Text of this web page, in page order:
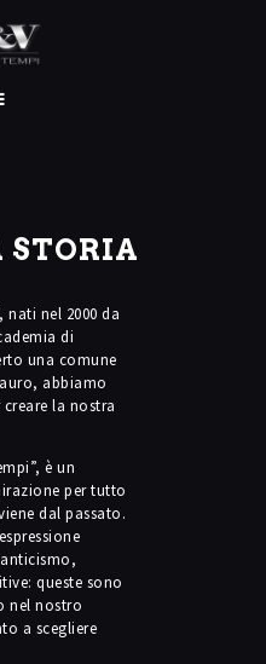
STORIA
nati nel 2000 da
di
una comune
abbiamo
la nostra
è un
per tutto
dal passato.
queste sono
nel nostro
a scegliere